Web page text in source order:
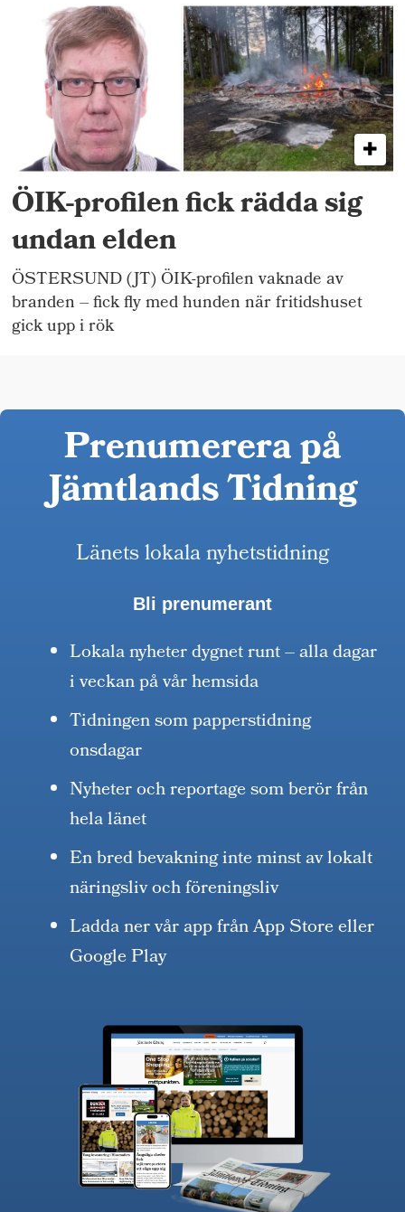
ÖIK-profilen fick rädda sig
undan elden
ÖSTERSUND (JT) ÖIK-profilen vaknade av
branden – fick fly med hunden när fritidshuset
gick upp i rök
Prenumerera på
Jämtlands Tidning
Länets lokala nyhetstidning
Bli prenumerant
Lokala nyheter dygnet runt – alla dagar
i veckan på vår hemsida
Tidningen som papperstidning
onsdagar
Nyheter och reportage som berör från
hela länet
En bred bevakning inte minst av lokalt
näringsliv och föreningsliv
Ladda ner vår app från App Store eller
Google Play